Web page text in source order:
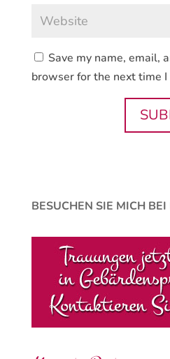
Save my name, email,
browser for the next time I
BESUCHEN SIE MICH